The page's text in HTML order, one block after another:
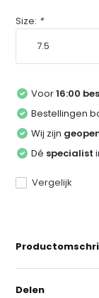
Size: *
Voor16:00
Bestellingen
Wij zijn
Dé specialist
Vergelijk
Delen